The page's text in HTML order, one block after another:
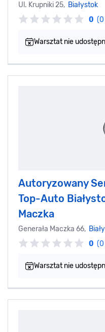
Ul. Krupniki 25, Białystok
0 (0
Warsztat nie
Autoryzowany
Top-Auto
Maczka
Generała Maczka 66,
0 (0
Warsztat nie